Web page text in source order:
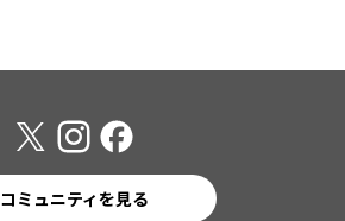
コミュニティを見る